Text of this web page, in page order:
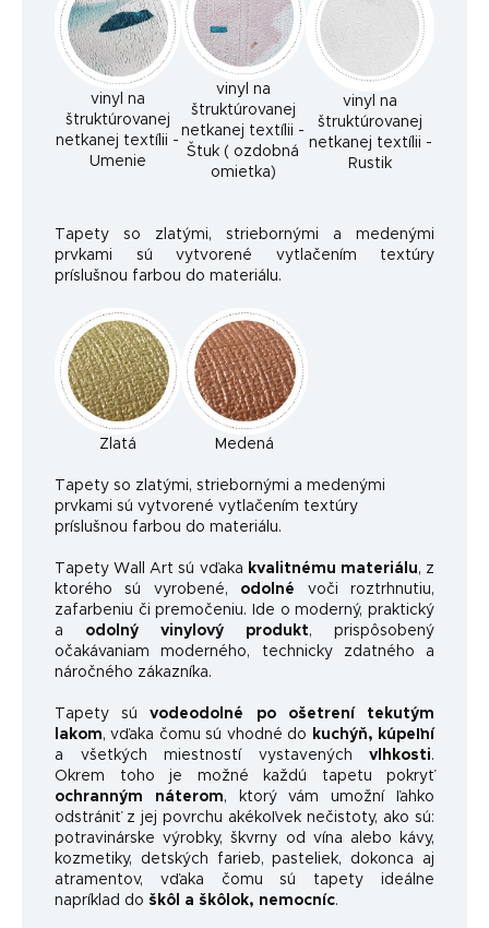
vinyl na
štruktúrovanej
netkanej textílii -
Umenie
vinyl na
štruktúrovanej
netkanej textílii -
Štuk ( ozdobná
omietka)
vinyl na
štruktúrovanej
netkanej textílii -
Rustik
Tapety so zlatými, striebornými a medenými
prvkami sú vytvorené vytlačením textúry
príslušnou farbou do materiálu.
Zlatá Medená
Tapety so zlatými, striebornými a medenými
prvkami sú vytvorené vytlačením textúry
príslušnou farbou do materiálu.
Tapety Wall Art sú vďaka kvalitnému materiálu, z
ktorého sú vyrobené, odolné voči roztrhnutiu,
zafarbeniu či premočeniu. Ide o moderný, praktický
a odolný vinylový produkt, prispôsobený
očakávaniam moderného, ​​technicky zdatného a
náročného zákazníka.
Tapety súvodeodolné po ošetrení tekutým
lakom, vďaka čomu sú vhodné do
kuchýň, kúpeľní
a všetkých miestností vystavených vlhkosti.
Okrem toho je možné každú tapetu pokryť
ochranným náterom, ktorý vám umožní ľahko
odstrániť z jej povrchu akékoľvek nečistoty, ako sú:
potravinárske výrobky, škvrny od vína alebo kávy,
kozmetiky, detských farieb, pasteliek, dokonca aj
atramentov, vďaka čomu sú tapety ideálne
napríklad do škôl a škôlok, nemocníc.